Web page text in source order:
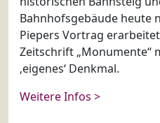
Bahnhofsgebäude heute
Piepers Vortrag
Zeitschrift „Monumente“
‚eigenes‘ Denkmal.
Weitere Infos >